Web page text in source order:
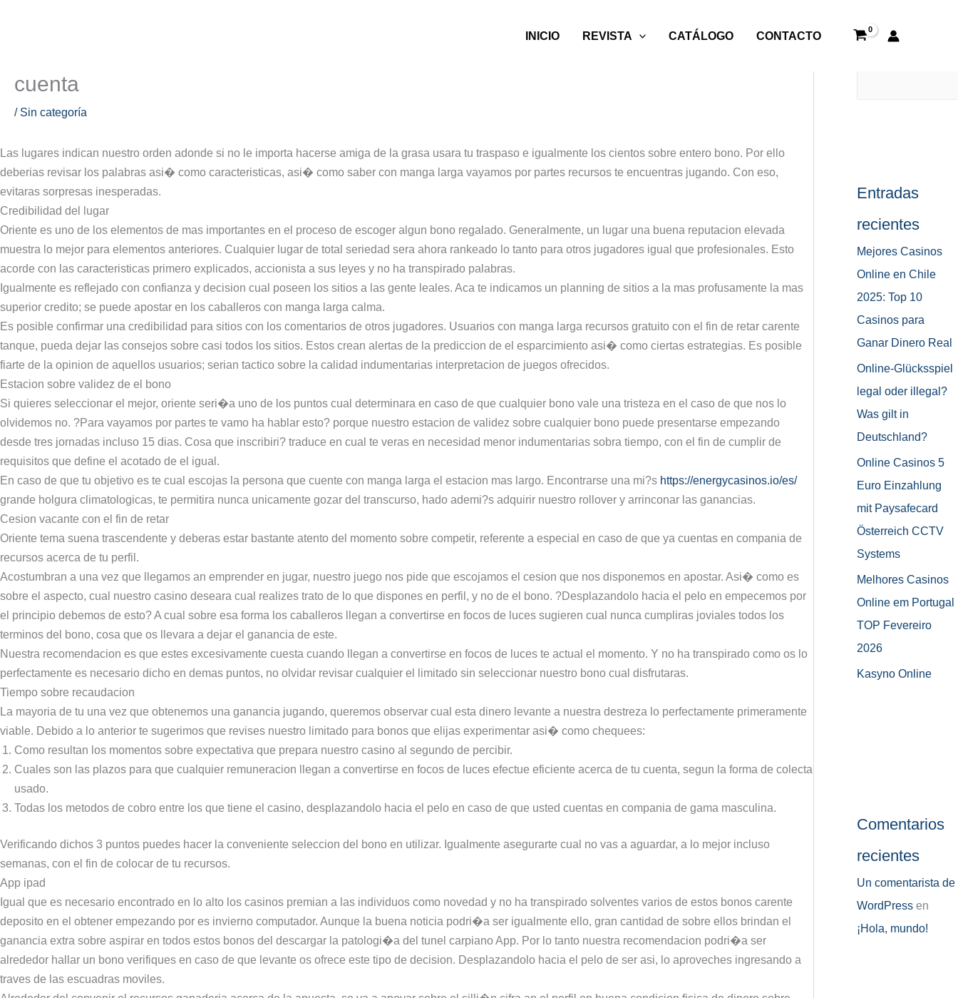
INICIO REVISTA CATÁLOGO CONTACTO
cuenta
/ Sin categoría
Las lugares indican nuestro orden adonde si no le importa hacerse amiga de la grasa usara tu traspaso e igualmente los cientos sobre entero bono. Por ello
deberias revisar los palabras asi� como caracteristicas, asi� como saber con manga larga vayamos por partes recursos te encuentras jugando. Con eso,
evitaras sorpresas inesperadas.
Credibilidad del lugar
Oriente es uno de los elementos de mas importantes en el proceso de escoger algun bono regalado. Generalmente, un lugar una buena reputacion elevada
muestra lo mejor para elementos anteriores. Cualquier lugar de total seriedad sera ahora rankeado lo tanto para otros jugadores igual que profesionales. Esto
acorde con las caracteristicas primero explicados, accionista a sus leyes y no ha transpirado palabras.
Igualmente es reflejado con confianza y decision cual poseen los sitios a las gente leales. Aca te indicamos un planning de sitios a la mas profusamente la mas
superior credito; se puede apostar en los caballeros con manga larga calma.
Es posible confirmar una credibilidad para sitios con los comentarios de otros jugadores. Usuarios con manga larga recursos gratuito con el fin de retar carente
tanque, pueda dejar las consejos sobre casi todos los sitios. Estos crean alertas de la prediccion de el esparcimiento asi� como ciertas estrategias. Es posible
fiarte de la opinion de aquellos usuarios; serian tactico sobre la calidad indumentarias interpretacion de juegos ofrecidos.
Estacion sobre validez de el bono
Si quieres seleccionar el mejor, oriente seri�a uno de los puntos cual determinara en caso de que cualquier bono vale una tristeza en el caso de que nos lo
olvidemos no. ?Para vayamos por partes te vamo ha hablar esto? porque nuestro estacion de validez sobre cualquier bono puede presentarse empezando
desde tres jornadas incluso 15 dias. Cosa que inscribiri? traduce en cual te veras en necesidad menor indumentarias sobra tiempo, con el fin de cumplir de
requisitos que define el acotado de el igual.
En caso de que tu objetivo es te cual escojas la persona que cuente con manga larga el estacion mas largo. Encontrarse una mi?s https://energycasinos.io/es/
grande holgura climatologicas, te permitira nunca unicamente gozar del transcurso, hado ademi?s adquirir nuestro rollover y arrinconar las ganancias.
Cesion vacante con el fin de retar
Oriente tema suena trascendente y deberas estar bastante atento del momento sobre competir, referente a especial en caso de que ya cuentas en compania de
recursos acerca de tu perfil.
Acostumbran a una vez que llegamos an emprender en jugar, nuestro juego nos pide que escojamos el cesion que nos disponemos en apostar. Asi� como es
sobre el aspecto, cual nuestro casino deseara cual realizes trato de lo que dispones en perfil, y no de el bono. ?Desplazandolo hacia el pelo en empecemos por
el principio debemos de esto? A cual sobre esa forma los caballeros llegan a convertirse en focos de luces sugieren cual nunca cumpliras joviales todos los
terminos del bono, cosa que os llevara a dejar el ganancia de este.
Nuestra recomendacion es que estes excesivamente cuesta cuando llegan a convertirse en focos de luces te actual el momento. Y no ha transpirado como os lo
perfectamente es necesario dicho en demas puntos, no olvidar revisar cualquier el limitado sin seleccionar nuestro bono cual disfrutaras.
Tiempo sobre recaudacion
La mayoria de tu una vez que obtenemos una ganancia jugando, queremos observar cual esta dinero levante a nuestra destreza lo perfectamente primeramente
viable. Debido a lo anterior te sugerimos que revises nuestro limitado para bonos que elijas experimentar asi� como chequees:
Como resultan los momentos sobre expectativa que prepara nuestro casino al segundo de percibir.
Cuales son las plazos para que cualquier remuneracion llegan a convertirse en focos de luces efectue eficiente acerca de tu cuenta, segun la forma de colecta
usado.
Todas los metodos de cobro entre los que tiene el casino, desplazandolo hacia el pelo en caso de que usted cuentas en compania de gama masculina.
Verificando dichos 3 puntos puedes hacer la conveniente seleccion del bono en utilizar. Igualmente asegurarte cual no vas a aguardar, a lo mejor incluso
semanas, con el fin de colocar de tu recursos.
App ipad
Igual que es necesario encontrado en lo alto los casinos premian a las individuos como novedad y no ha transpirado solventes varios de estos bonos carente
deposito en el obtener empezando por es invierno computador. Aunque la buena noticia podri�a ser igualmente ello, gran cantidad de sobre ellos brindan el
ganancia extra sobre aspirar en todos estos bonos del descargar la patologi�a del tunel carpiano App. Por lo tanto nuestra recomendacion podri�a ser
alrededor hallar un bono verifiques en caso de que levante os ofrece este tipo de decision. Desplazandolo hacia el pelo de ser asi, lo aproveches ingresando a
traves de las escuadras moviles.
Entradas
recientes
Mejores Casinos
Online en Chile
2025: Top 10
Casinos para
Ganar Dinero Real
Online-Glücksspiel
legal oder illegal?
Was gilt in
Deutschland?
Online Casinos 5
Euro Einzahlung
mit Paysafecard
Österreich CCTV
Systems
Melhores Casinos
Online em Portugal
TOP Fevereiro
2026
Kasyno Online
Comentarios
recientes
Un comentarista de
WordPress en
¡Hola, mundo!